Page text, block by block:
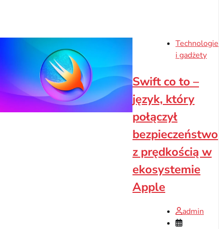
Technologie
i gadżety
Swift co to –
język, który
połączył
bezpieczeństwo
z prędkością w
ekosystemie
Apple
admin